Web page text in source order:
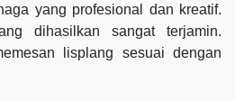
yang profesional dan kreatif.
dihasilkan sangat terjamin.
lisplang sesuai dengan